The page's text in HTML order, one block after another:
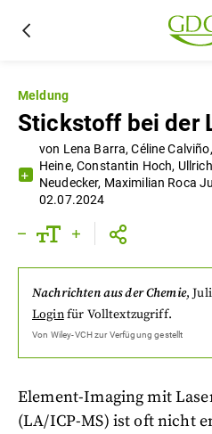
Meldung
Stickstoff bei der
von Lena Barra,Céline Calviño,
Heine,Constantin Hoch,
Neudecker, Maximilian Roca
02.07.2024
Nachrichten aus der Chemie,
Loginfür Volltextzugriff.
Von Wiley-VCHzur Verfügung gestellt
Element-Imaging mit
(LA/ICP-MS) ist oft nicht